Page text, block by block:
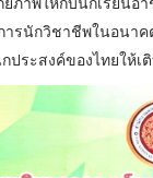
รนักวิชาชีพในอนาค
ประสงค์ของไทยให้เ